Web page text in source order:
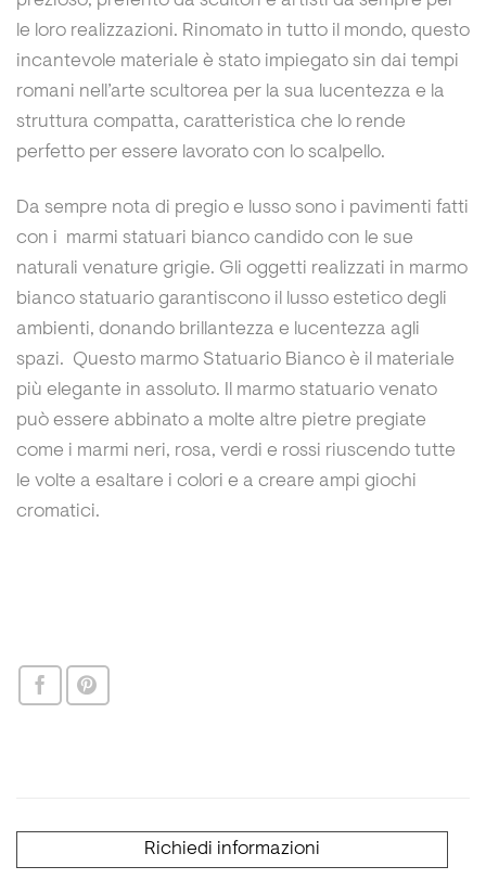
le loro realizzazioni. Rinomato in tutto il mondo, questo
incantevole materiale è stato impiegato sin dai tempi
romani nell’arte scultorea per la sua lucentezza e la
struttura compatta, caratteristica che lo rende
perfetto per essere lavorato con lo scalpello.
Da sempre nota di pregio e lusso sono i pavimenti fatti
con i marmi statuari bianco candido con le sue
naturali venature grigie. Gli oggetti realizzati in marmo
bianco statuario garantiscono il lusso estetico degli
ambienti, donando brillantezza e lucentezza agli
spazi. Questo marmo Statuario Bianco è il materiale
più elegante in assoluto. Il marmo statuario venato
può essere abbinato a molte altre pietre pregiate
come i marmi neri, rosa, verdi e rossi riuscendo tutte
le volte a esaltare i colori e a creare ampi giochi
cromatici.
Richiedi informazioni